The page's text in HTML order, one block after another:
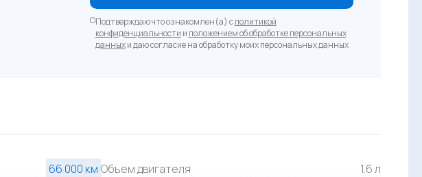
Подтверждаю что ознакомлен(а) сполитикой
конфиденциальности и положением об обработке персональных
данныхи даю согласие на обработку моих персональных данных
66 000 км Объем двигателя
1.6 л